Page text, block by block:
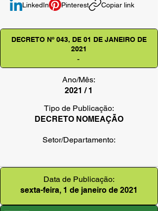
LinkedIn
Pinterest Copiar link
DECRETO Nº 043, DE 01 DE JANEIRO DE
2021
-
Ano/Mês:
2021 / 1
Tipo de Publicação:
DECRETO NOMEAÇÃO
Setor/Departamento:
Data de Publicação:
sexta-feira, 1 de janeiro de 2021